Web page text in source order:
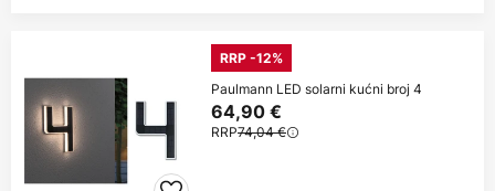
RRP -12%
Paulmann LED solarni kućni broj 4
64,90 €
RRP74,04 €